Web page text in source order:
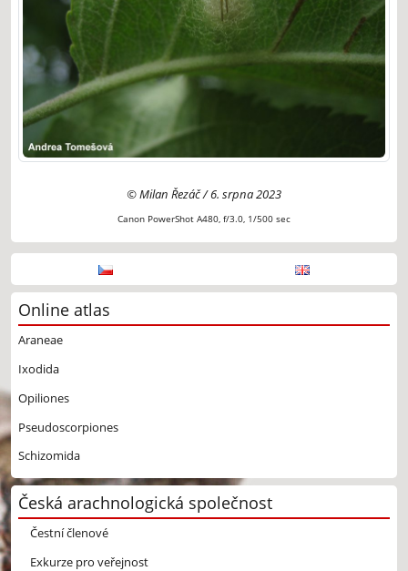
© Milan Řezáč / 6. srpna 2023
Canon PowerShot A480, f/3.0, 1/500 sec
Online atlas
Araneae
Ixodida
Opiliones
Pseudoscorpiones
Schizomida
Česká arachnologická společnost
Čestní členové
Exkurze pro veřejnost